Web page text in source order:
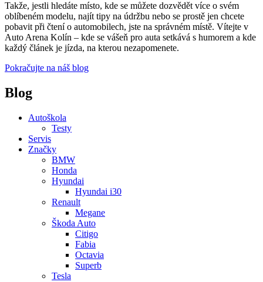
Takže, jestli hledáte místo, kde se můžete dozvědět více o svém
oblíbeném modelu, najít tipy na údržbu nebo se prostě jen chcete
pobavit při čtení o automobilech, jste na správném místě. Vítejte v
Auto Arena Kolín – kde se vášeň pro auta setkává s humorem a kde
každý článek je jízda, na kterou nezapomenete.
Pokračujte na náš blog
Blog
Autoškola
Testy
Servis
Značky
BMW
Honda
Hyundai
Hyundai i30
Renault
Megane
Škoda Auto
Citigo
Fabia
Octavia
Superb
Tesla